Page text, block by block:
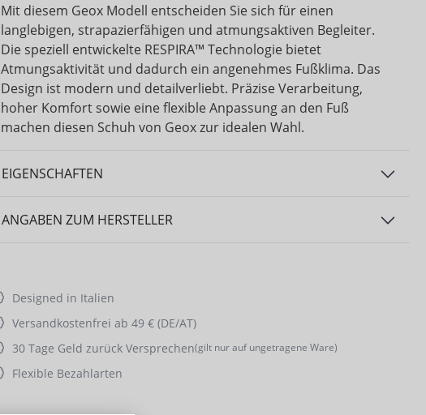
Mit diesem Geox Modell entscheiden Sie sich für einen
langlebigen, strapazierfähigen und atmungsaktiven Begleiter.
Die speziell entwickelte RESPIRA™ Technologie bietet
Atmungsaktivität und dadurch ein angenehmes Fußklima. Das
Design ist modern und detailverliebt. Präzise Verarbeitung,
hoher Komfort sowie eine flexible Anpassung an den Fuß
machen diesen Schuh von Geox zur idealen Wahl.
EIGENSCHAFTEN
ANGABEN ZUM HERSTELLER
Designed in Italien
Versandkostenfrei ab 49 € (DE/AT)
30 Tage Geld zurück Versprechen(gilt nur auf ungetragene Ware)
Flexible Bezahlarten